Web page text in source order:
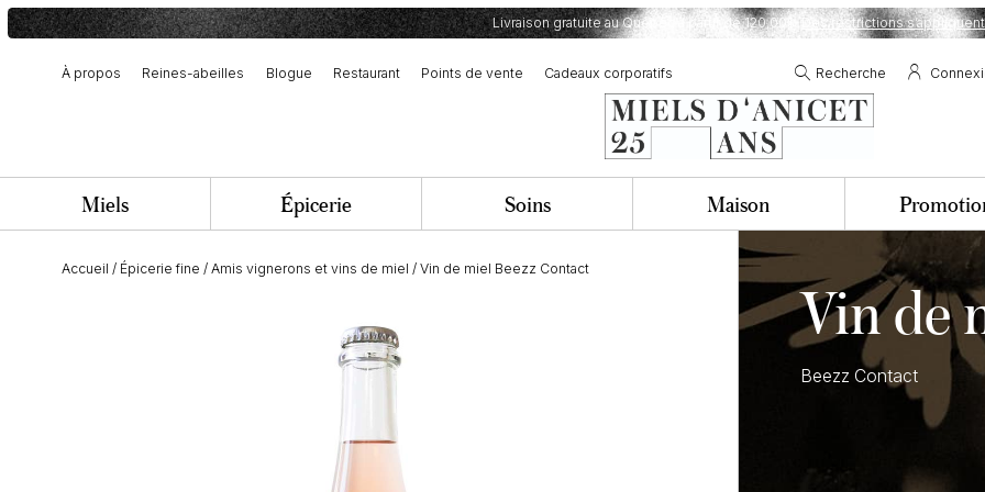
Livraison gratuite au Québec à partir de 120,00$. Des restrictions s’appliquent
À propos
Reines-abeilles Blogue Restaurant Points de vente Cadeaux corporatifs Recherche
Miels Épicerie Soins Maison
Accueil / Épicerie fine / Amis vignerons et vins de miel / Vin de miel Beezz Contact Vin de
Beezz Contact